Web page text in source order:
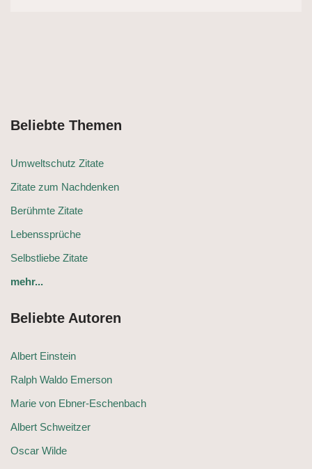
Beliebte Themen
Umweltschutz Zitate
Zitate zum Nachdenken
Berühmte Zitate
Lebenssprüche
Selbstliebe Zitate
mehr...
Beliebte Autoren
Albert Einstein
Ralph Waldo Emerson
Marie von Ebner-Eschenbach
Albert Schweitzer
Oscar Wilde